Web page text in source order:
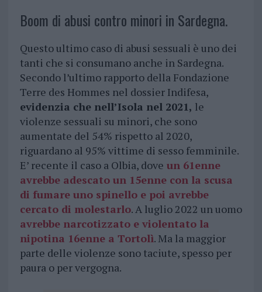
Boom di abusi contro minori in Sardegna.
Questo ultimo caso di abusi sessuali è uno dei
tanti che si consumano anche in Sardegna.
Secondo l’ultimo rapporto della Fondazione
Terre des Hommes nel dossier Indifesa,
evidenzia che nell’Isola nel 2021, le
violenze sessuali su minori, che sono
aumentate del 54% rispetto al 2020,
riguardano al 95% vittime di sesso femminile.
E’ recente il caso a Olbia, dove un 61enne
avrebbe adescato un 15enne con la scusa
di fumare uno spinello e poi avrebbe
cercato di molestarlo. A luglio 2022 un uomo
avrebbe narcotizzato e violentato la
nipotina 16enne a Tortolì. Ma la maggior
parte delle violenze sono taciute, spesso per
paura o per vergogna.